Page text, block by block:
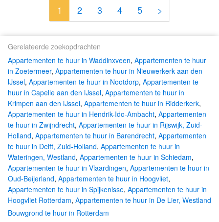
1 2 3 4 5 >
Gerelateerde zoekopdrachten
Appartementen te huur in Waddinxveen, Appartementen te huur
in Zoetermeer, Appartementen te huur in Nieuwerkerk aan den
IJssel, Appartementen te huur in Nootdorp, Appartementen te
huur in Capelle aan den IJssel, Appartementen te huur in
Krimpen aan den IJssel, Appartementen te huur in Ridderkerk,
Appartementen te huur in Hendrik-Ido-Ambacht, Appartementen
te huur in Zwijndrecht, Appartementen te huur in Rijswijk, Zuid-
Holland, Appartementen te huur in Barendrecht, Appartementen
te huur in Delft, Zuid-Holland, Appartementen te huur in
Wateringen, Westland, Appartementen te huur in Schiedam,
Appartementen te huur in Vlaardingen, Appartementen te huur in
Oud-Beijerland, Appartementen te huur in Hoogvliet,
Appartementen te huur in Spijkenisse, Appartementen te huur in
Hoogvliet Rotterdam, Appartementen te huur in De Lier, Westland
Bouwgrond te huur in Rotterdam